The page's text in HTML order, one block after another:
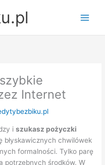
Internet
iszukasz pożyczki
błyskawicznych chwilówek
formalności. Tylko parę
potrzebnych środków. W